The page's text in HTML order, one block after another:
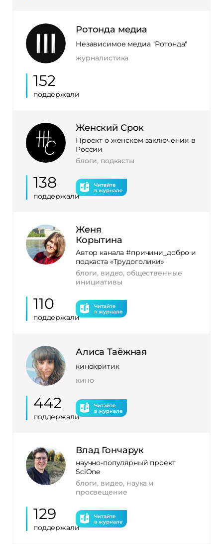
Ротонда медиа
Независимое медиа "Ротонда"
журналистика
152
поддержали
Женский Срок
Проект о женском заключении в
России
блоги, подкасты
138
поддержали
Читайте
в журнале
Женя
Корытина
Автор канала #причини_добро и
подкаста «Трудоголики»
блоги, видео, общественные
инициативы
110
поддержали
Читайте
в журнале
Алиса Таёжная
кинокритик
кино
442
поддержали
Читайте
в журнале
Влад Гончарук
научно-популярный проект
SciOne
блоги, видео, наука и
просвещение
129
поддержали
Читайте
в журнале